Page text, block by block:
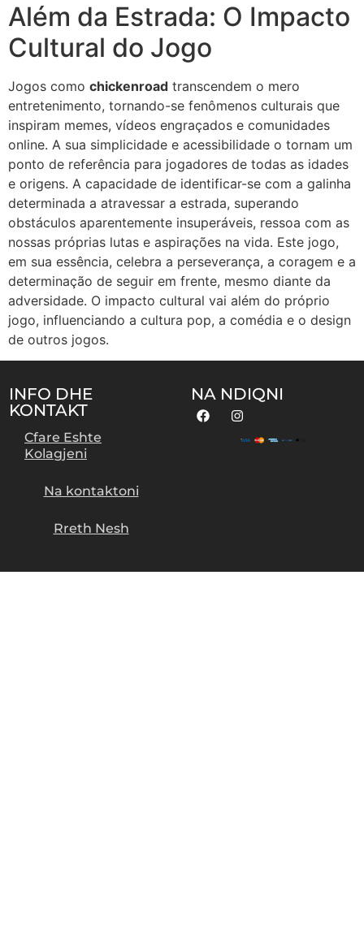
Além da Estrada: O Impacto
Cultural do Jogo
Jogos como chickenroad transcendem o mero
entretenimento, tornando-se fenômenos culturais que
inspiram memes, vídeos engraçados e comunidades
online. A sua simplicidade e acessibilidade o tornam um
ponto de referência para jogadores de todas as idades
e origens. A capacidade de identificar-se com a galinha
determinada a atravessar a estrada, superando
obstáculos aparentemente insuperáveis, ressoa com as
nossas próprias lutas e aspirações na vida. Este jogo,
em sua essência, celebra a perseverança, a coragem e a
determinação de seguir em frente, mesmo diante da
adversidade. O impacto cultural vai além do próprio
jogo, influenciando a cultura pop, a comédia e o design
de outros jogos.
INFO DHE
KONTAKT
Cfare Eshte
Kolagjeni
Na kontaktoni
Rreth Nesh
NA NDIQNI